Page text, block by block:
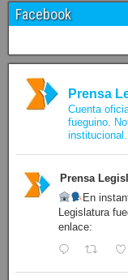
Facebook
Prensa
Cuenta
fueguino.
institucional.
Prensa
En
Legislatura
enlace: